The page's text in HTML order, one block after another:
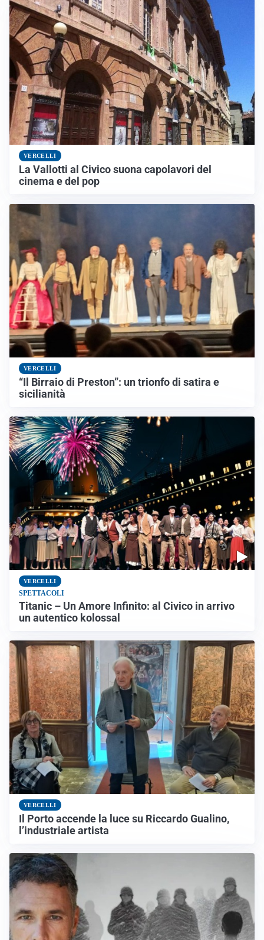
VERCELLI
La Vallotti al Civico suona capolavori del
cinema e del pop
VERCELLI
“Il Birraio di Preston”: un trionfo di satira e
sicilianità
VERCELLI
SPETTACOLI
Titanic – Un Amore Infinito: al Civico in arrivo
un autentico kolossal
VERCELLI
Il Porto accende la luce su Riccardo Gualino,
l’industriale artista